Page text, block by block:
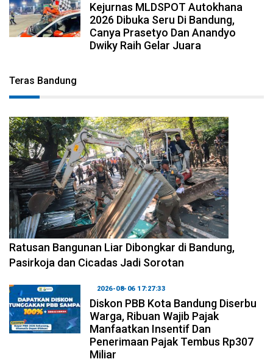
Kejurnas MLDSPOT Autokhana
2026 Dibuka Seru Di Bandung,
Canya Prasetyo Dan Anandyo
Dwiky Raih Gelar Juara
Teras Bandung
2026-08-06 17:34:08
Ratusan Bangunan Liar Dibongkar di Bandung,
Pasirkoja dan Cicadas Jadi Sorotan
2026-08-06 17:27:33
Diskon PBB Kota Bandung Diserbu
Warga, Ribuan Wajib Pajak
Manfaatkan Insentif Dan
Penerimaan Pajak Tembus Rp307
Miliar